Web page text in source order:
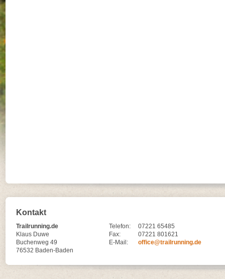
Kontakt
Trailrunning.de
Klaus Duwe
Buchenweg 49
76532 Baden-Baden
Telefon:
07221 65485
Fax:
07221 801621
E-Mail:
office@trailrunning.de